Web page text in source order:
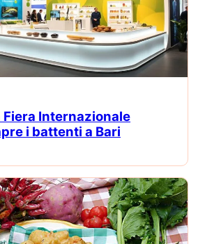
Fiera Internazionale
i battenti a Bari